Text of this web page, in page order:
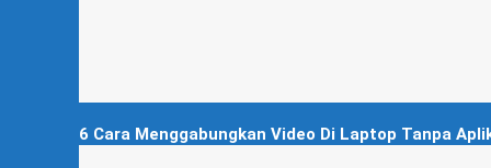
6 Cara Menggabungkan Video Di Laptop Tanpa